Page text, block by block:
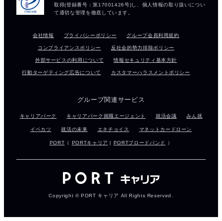
会社情報 プライバシーポリシー グループ会員利用規約
コンプライアンスポリシー 反社会的勢力排除ポリシー
外部サービスの利用について 情報セキュリティ基本方針
行動ターゲティング広告について カスタマーハラスメントポリシー